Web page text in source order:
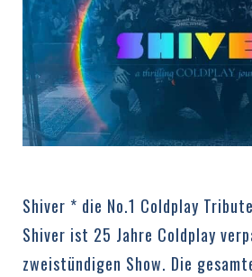
Shiver * die No.1 Coldplay
Shiver ist 25 Jahre Coldplay
zweistündigen Show. Die